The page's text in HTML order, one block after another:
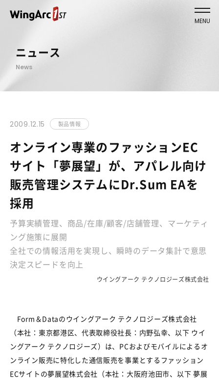
MENU
ニュース
News
2009.12.15 製品情報
オンライン専業のファッションEC
サイト「夢展望」が、アパレル向け
販売管理システムにDr.Sum EAを
採用
予算実績管理、商品/在庫/顧客/店舗管理、マーケティ
ング施策に展開
全社での情報活用を実現し、瞬時のデータ集計で意思
決定スピードを向上
ウイングアーク テクノロジーズ株式会社
Form＆Dataのウイングアーク テクノロジーズ株式会社
（本社：東京都港区、代表取締役社長：内野弘幸、以下 ウイ
ングアーク テクノロジーズ）は、PCおよびモバイルによるオ
ンライン販売に特化した通信販売を事業とするファッション
ECサイトの夢展望株式会社（本社：大阪府池田市、以下 夢展